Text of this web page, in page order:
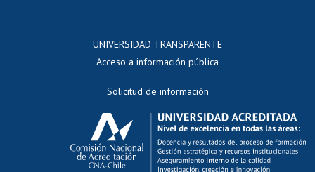
Evaluación docente
Calificación académica
Postulación al AUCAI
Funcionarias/os
UNIVERSIDAD TRANSPARENTE
Acceso a información pública
Solicitud de información